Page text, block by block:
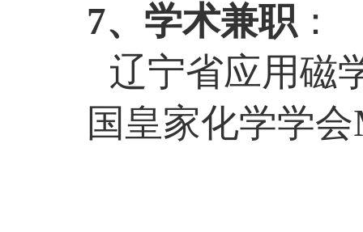
7、学术兼职：
辽宁省应用磁
国皇家化学学会